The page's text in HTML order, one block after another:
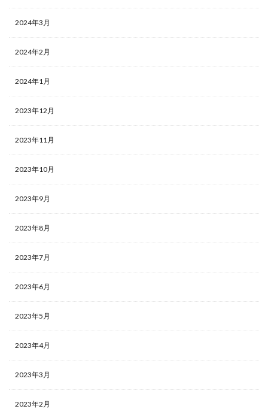
2024年3月
2024年2月
2024年1月
2023年12月
2023年11月
2023年10月
2023年9月
2023年8月
2023年7月
2023年6月
2023年5月
2023年4月
2023年3月
2023年2月